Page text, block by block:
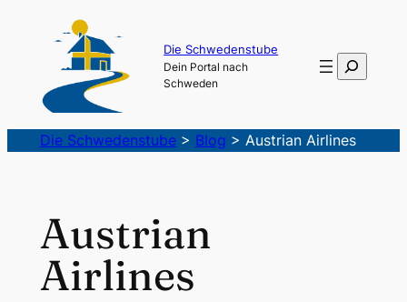
Die Schwedenstube
Dein Portal nach
Schweden
Suchen
Die Schwedenstube> Blog > Austrian Airlines
Austrian
Airlines